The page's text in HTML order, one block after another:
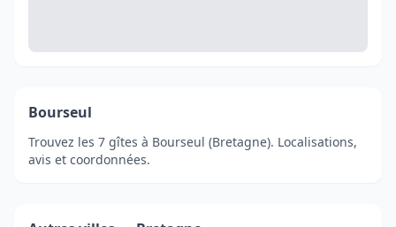
Bourseul
Trouvez les 7 gîtes à Bourseul (Bretagne). Localisations,
avis et coordonnées.